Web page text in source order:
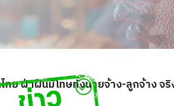
ย ฝ่าฝืนมีโทษทั้งนายจ้าง-ลูกจ้าง จ